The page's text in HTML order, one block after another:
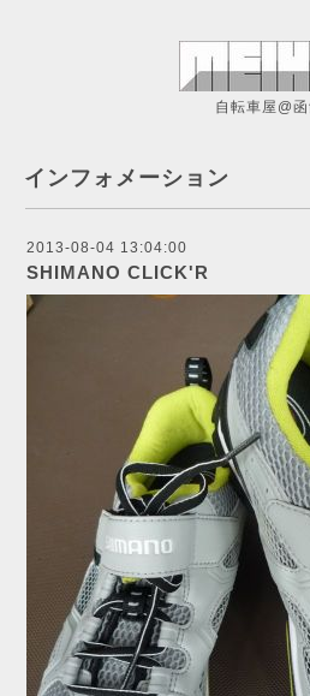
自転車屋@
インフォメーション
2013-08-04 13:04:00
SHIMANO CLICK'R